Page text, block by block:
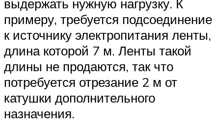
выдержать нужную нагрузку. К
примеру, требуется подсоединение
к источнику электропитания ленты,
длина которой 7 м. Ленты такой
длины не продаются, так что
потребуется отрезание 2 м от
катушки дополнительного
назначения.